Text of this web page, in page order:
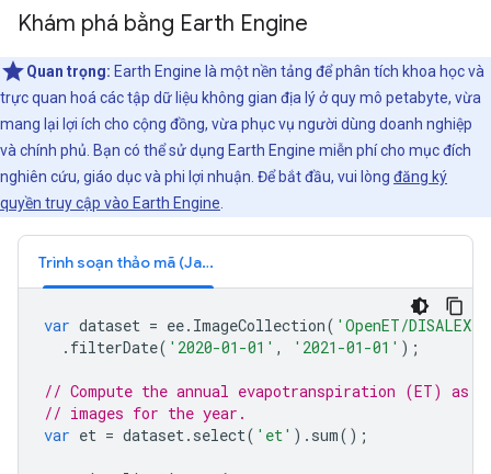
Khám phá bằng Earth Engine
Quan trọng: Earth Engine là một nền tảng để phân tích khoa học và
trực quan hoá các tập dữ liệu không gian địa lý ở quy mô petabyte, vừa
mang lại lợi ích cho cộng đồng, vừa phục vụ người dùng doanh nghiệp
và chính phủ. Bạn có thể sử dụng Earth Engine miễn phí cho mục đích
nghiên cứu, giáo dục và phi lợi nhuận. Để bắt đầu, vui lòng đăng ký
quyền truy cập vào Earth Engine
Trình soạn thảo mã (JavaScript)
var dataset = ee. ImageCollection( 'OpenET/DISALEXI/
. filterDate( '2020-01-01' , '2021-01-01' );
// Compute the annual evapotranspiration (ET) as
// images for the year.
var et = dataset. select( 'et' ). sum();